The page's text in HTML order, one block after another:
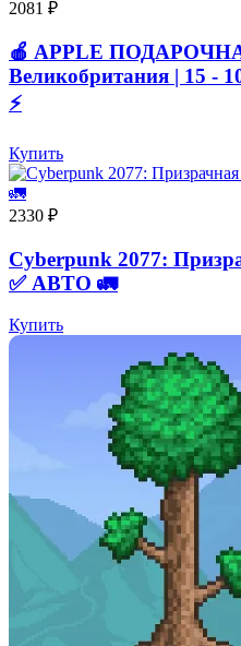
2081 ₽
🍎 APPLE
Великобритания | 15
⚡️
Купить
2330 ₽
Cyberpunk 2077:
✅ АВТО 🚛
Купить